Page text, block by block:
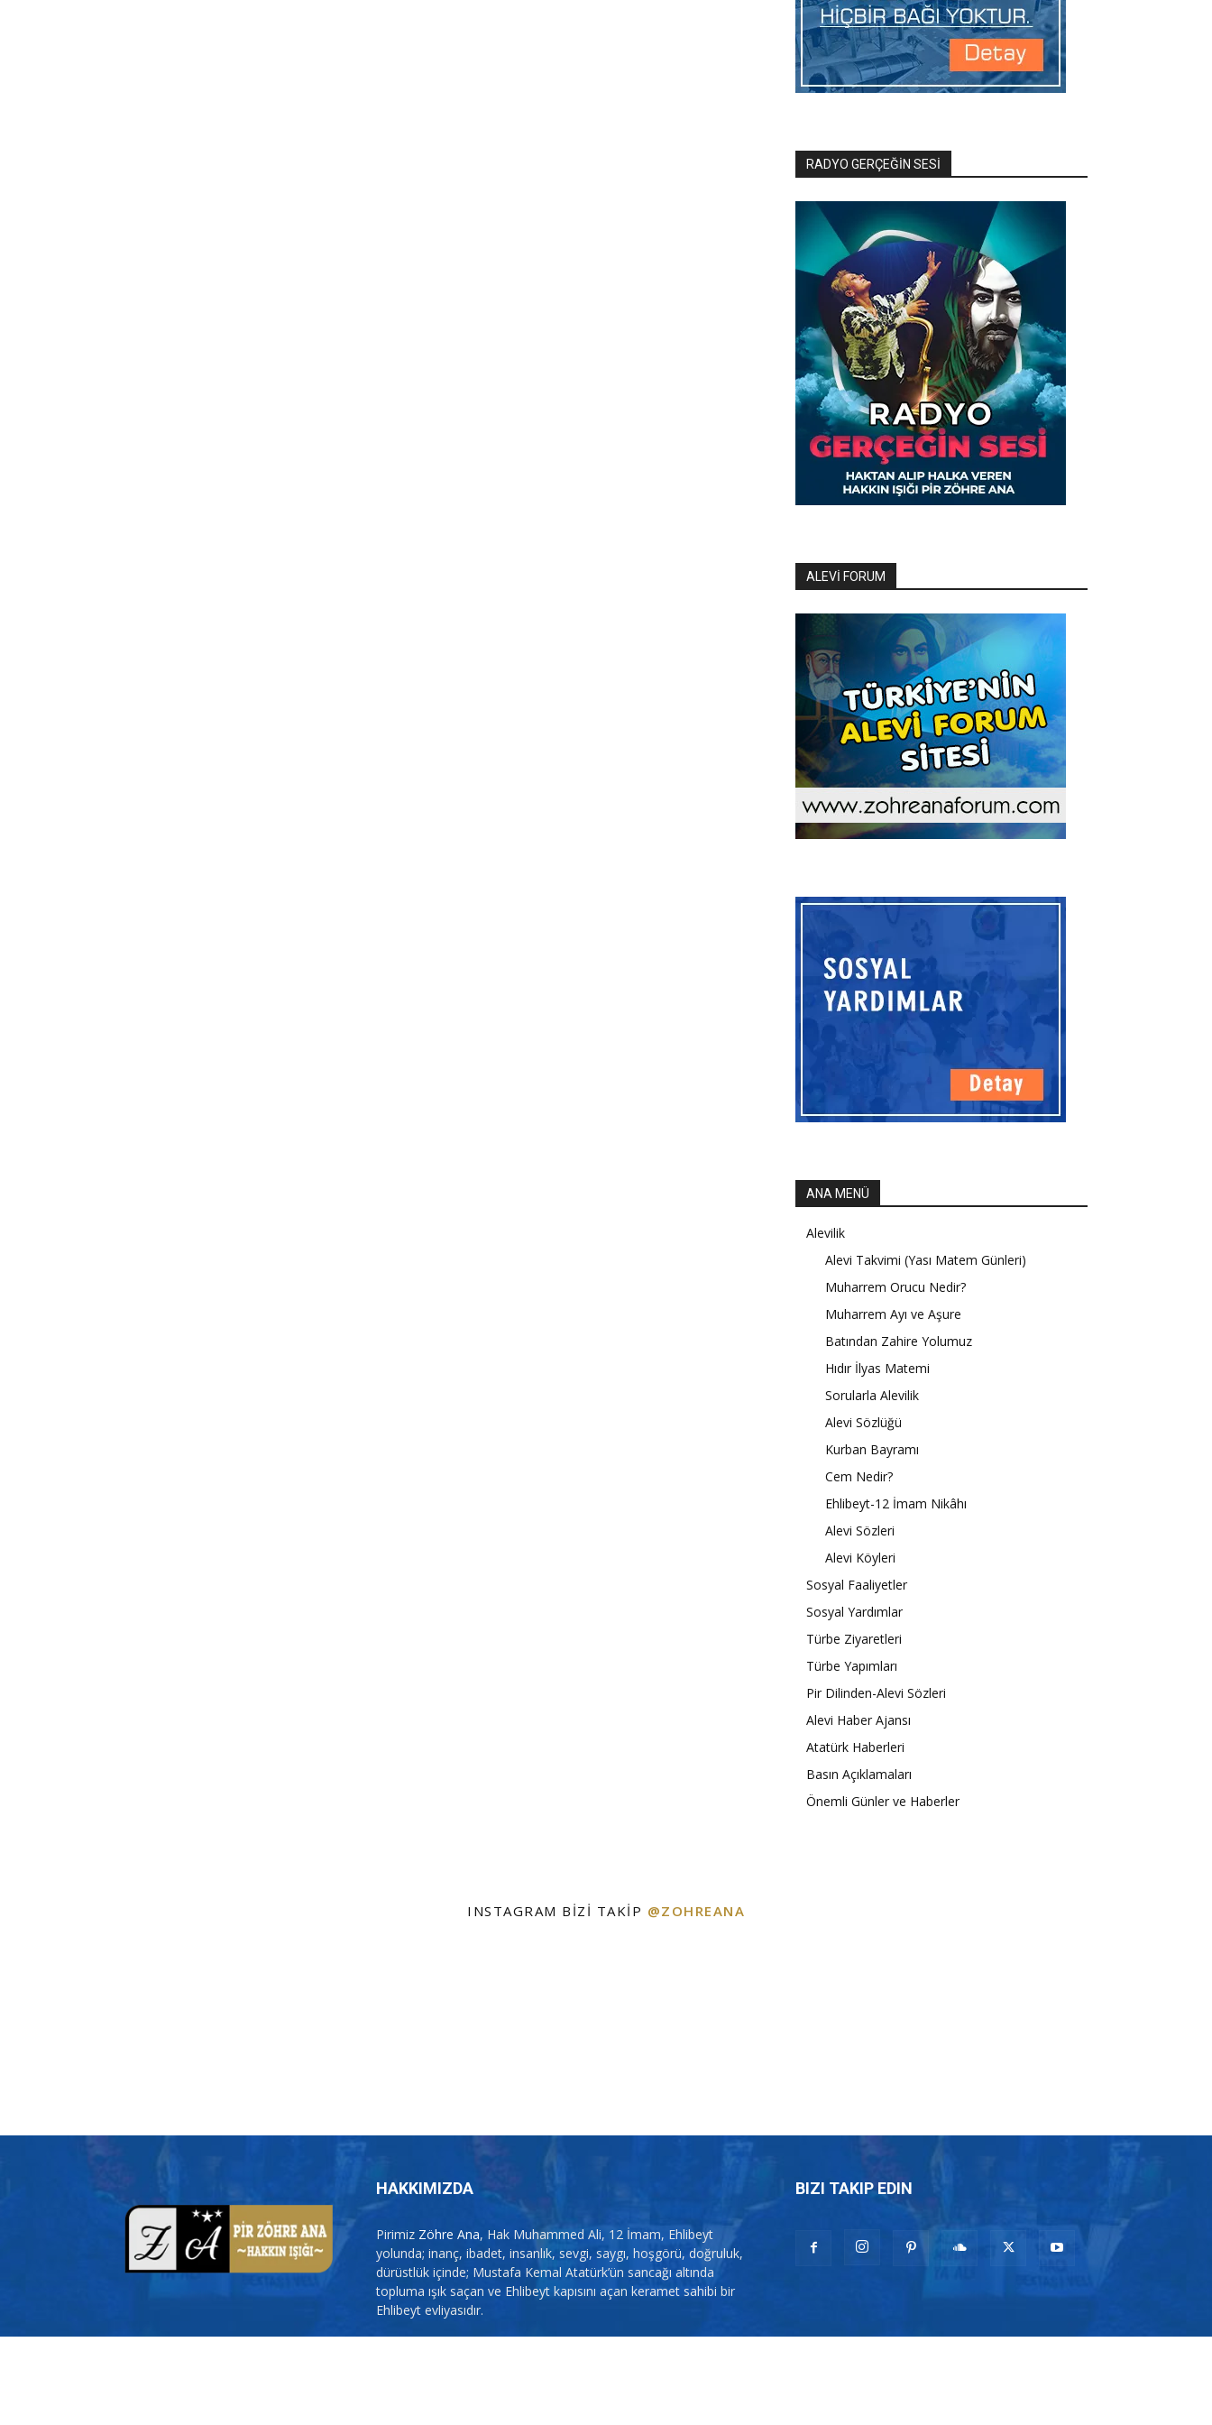
RADYO GERÇEĞİN SESİ
ALEVİ FORUM
ANA MENÜ
Alevilik
Alevi Takvimi (Yası Matem Günleri)
Muharrem Orucu Nedir?
Muharrem Ayı ve Aşure
Batından Zahire Yolumuz
Hıdır İlyas Matemi
Sorularla Alevilik
Alevi Sözlüğü
Kurban Bayramı
Cem Nedir?
Ehlibeyt-12 İmam Nikâhı
Alevi Sözleri
Alevi Köyleri
Sosyal Faaliyetler
Sosyal Yardımlar
Türbe Ziyaretleri
Türbe Yapımları
Pir Dilinden-Alevi Sözleri
Alevi Haber Ajansı
Atatürk Haberleri
Basın Açıklamaları
Önemli Günler ve Haberler
INSTAGRAM BIZI TAKIP @ZOHREANA
HAKKIMIZDA
Pirimiz Zöhre Ana, Hak Muhammed Ali, 12 İmam, Ehlibeyt
yolunda; inanç, ibadet, insanlık, sevgi, saygı, hoşgörü, doğruluk,
dürüstlük içinde; Mustafa Kemal Atatürk’ün sancağı altında
topluma ışık saçan ve Ehlibeyt kapısını açan keramet sahibi bir
Ehlibeyt evliyasıdır.
BIZI TAKIP EDIN